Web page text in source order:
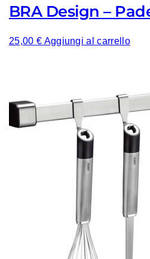
BRA Design –
25,00 € Aggiungi al carrello